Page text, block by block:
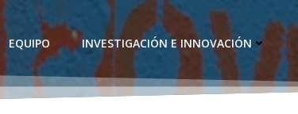
EQUIPO INVESTIGACIÓN E INNOVACIÓN